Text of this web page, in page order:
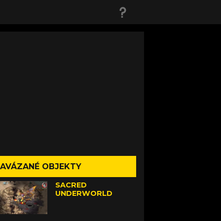
OBJEKTY
SACRED
UNDERWORLD